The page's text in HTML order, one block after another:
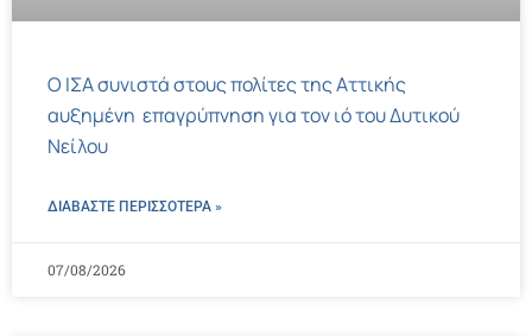
Ο ΙΣΑ συνιστά στους πολίτες της Αττικής
αυξημένη επαγρύπνηση για τον ιό του Δυτικού
Νείλου
ΔΙΑΒΑΣΤΕ ΠΕΡΙΣΣΌΤΕΡΑ »
07/08/2026